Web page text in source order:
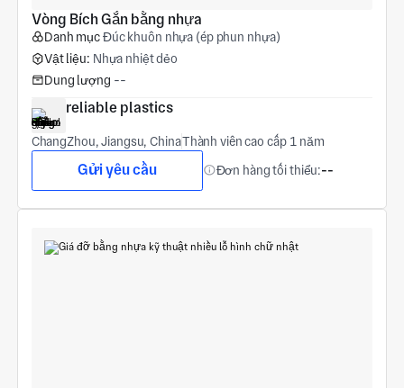
Vòng Bích Gắn bằng nhựa
Danh mụcĐúc khuôn nhựa (ép phun nhựa)
Vật liệu: Nhựa nhiệt dẻo
Dung lượng --
reliable plastics
ChangZhou, Jiangsu, ChinaThành viên cao cấp 1 năm
Gửi yêu cầu Đơn hàng tối thiểu:--